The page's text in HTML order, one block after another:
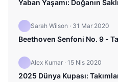
Yaban Yaşamı: Doğanın
Sarah Wilson · 31 Mar 2020
Beethoven Senfoni No. 9 -
Alex Kumar · 15 Nis 2020
2025 Dünya Kupası: